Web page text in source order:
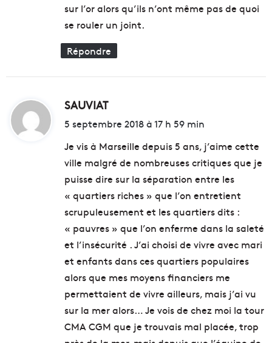
sur l’or alors qu’ils n’ont même pas de quoi
se rouler un joint.
Répondre
SAUVIATd
i
5 septembre 2018 à 17 h 59 min
Je vis à Marseille depuis 5 ans, j’aime cette
ville malgré de nombreuses critiques que je
puisse dire sur la séparation entre les
« quartiers riches » que l’on entretient
scrupuleusement et les quartiers dits :
« pauvres » que l’on enferme dans la saleté
et l’insécurité . J’ai choisi de vivre avec mari
et enfants dans ces quartiers populaires
alors que mes moyens financiers me
permettaient de vivre ailleurs, mais j’ai vu
sur la mer alors… Je vois de chez moi la tour
CMA CGM que je trouvais mal placée, trop